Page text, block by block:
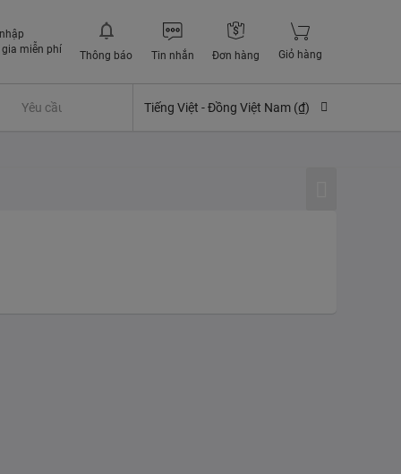
miễn phí
Thông báo Tin nhắn Đơn hàng Giỏ hàng
Yêu cầu quyền lợi bảo hiểmTiếng Việt -Đồng Việt Nam (₫)